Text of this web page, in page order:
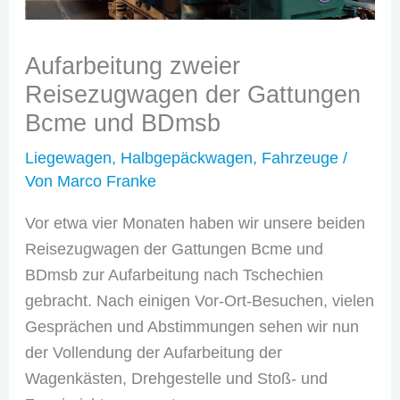
Aufarbeitung zweier
Reisezugwagen der Gattungen
Bcme und BDmsb
Liegewagen, Halbgepäckwagen, Fahrzeuge /
Von Marco Franke
Vor etwa vier Monaten haben wir unsere beiden
Reisezugwagen der Gattungen Bcme und
BDmsb zur Aufarbeitung nach Tschechien
gebracht. Nach einigen Vor-Ort-Besuchen, vielen
Gesprächen und Abstimmungen sehen wir nun
der Vollendung der Aufarbeitung der
Wagenkästen, Drehgestelle und Stoß- und